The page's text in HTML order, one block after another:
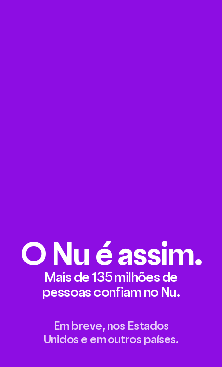
O Nué assim.
Mais de 135 milhões de
pessoas confiam no Nu.
Em breve, nos Estados
Unidos e em outros países.